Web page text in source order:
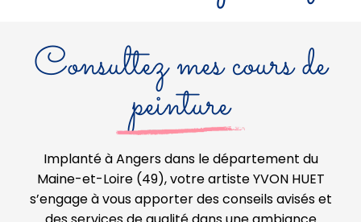
Consultez mes cours de
peinture
Implanté à Angers dans le département du
Maine-et-Loire (49), votre artiste YVON HUET
s’engage à vous apporter des conseils avisés et